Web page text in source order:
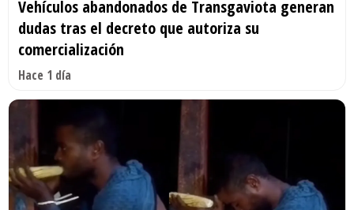
Vehículos abandonados de Transgaviota generan
dudas tras el decreto que autoriza su
comercialización
Hace 1 día